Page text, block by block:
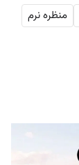
منظره نرم